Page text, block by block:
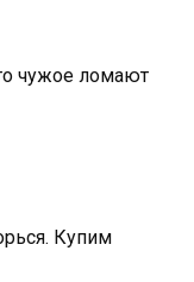
чужое ломают
Купим